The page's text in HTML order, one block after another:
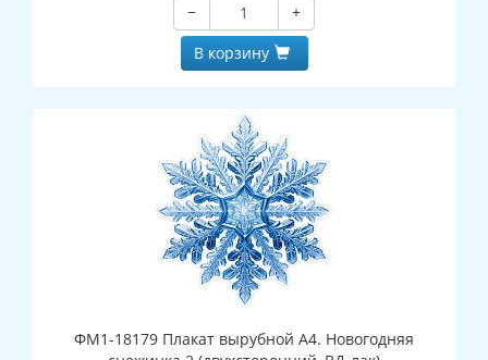
−
+
В корзину
ФМ1-18179 Плакат вырубной А4. Новогодняя